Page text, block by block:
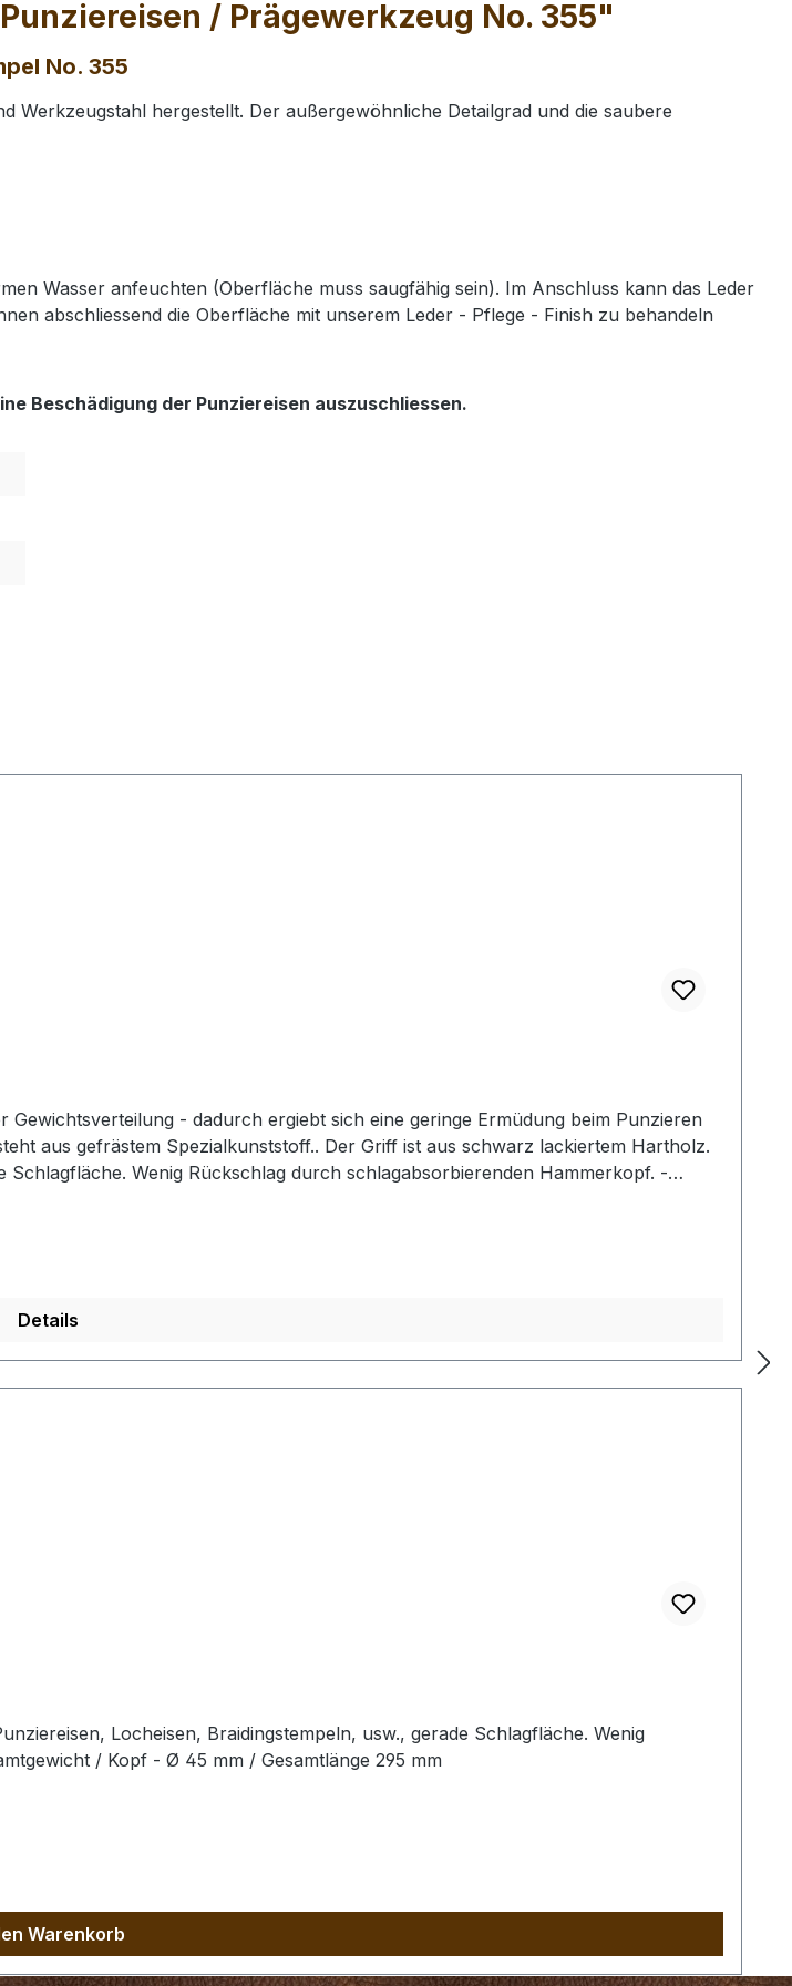
/ Prägewerkzeug No. 355"
No. 355
Werkzeugstahl hergestellt. Der außergewöhnliche Detailgrad und die saubere
Wasser anfeuchten (Oberfläche muss saugfähig sein). Im Anschluss kann das Leder
abschliessend die Oberfläche mit unserem Leder - Pflege - Finish zu behandeln
Beschädigung der Punziereisen auszuschliessen.
- dadurch ergiebt sich eine geringe Ermüdung beim Punzieren
aus gefrästem Spezialkunststoff.. Der Griff ist aus schwarz lackiertem Hartholz.
Wenig Rückschlag durch schlagabsorbierenden Hammerkopf. -
/ Schlägel / Leather Mallet der gewählten Ausführung.
Details
Locheisen, Braidingstempeln, usw., gerade Schlagfläche. Wenig
/ Kopf - Ø 45 mm / Gesamtlänge 295 mm
Warenkorb